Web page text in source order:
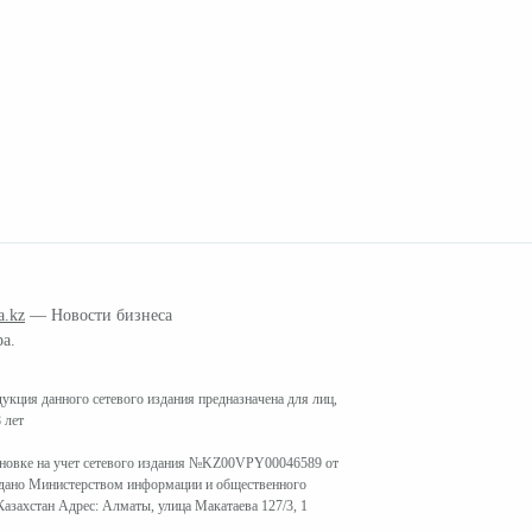
— Новости бизнеса
данного сетевого издания предназначена для лиц,
лет
на учет сетевого издания №KZ00VPY00046589 от
Министерством информации и общественного
Адрес: Алматы, улица Макатаева 127/3, 1